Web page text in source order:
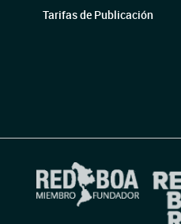
Tarifas de Publicación